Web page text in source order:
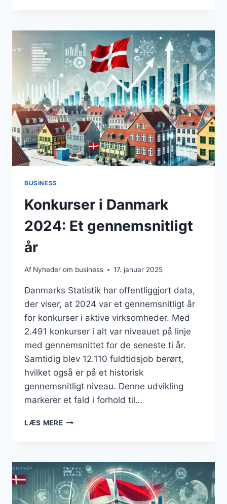
HVAD
BETYDER
DET
FOR
ERHVERVSLIVET?
BUSINESS
Konkurser i Danmark
2024: Et gennemsnitligt
år
Af Nyheder om business 17. januar 2025
Danmarks Statistik har offentliggjort data,
der viser, at 2024 var et gennemsnitligt år
for konkurser i aktive virksomheder. Med
2.491 konkurser i alt var niveauet på linje
med gennemsnittet for de seneste ti år.
Samtidig blev 12.110 fuldtidsjob berørt,
hvilket også er på et historisk
gennemsnitligt niveau. Denne udvikling
markerer et fald i forhold til…
LÆS MEREKONKURSER
ET
GENNEMSNITLIGT
ÅR